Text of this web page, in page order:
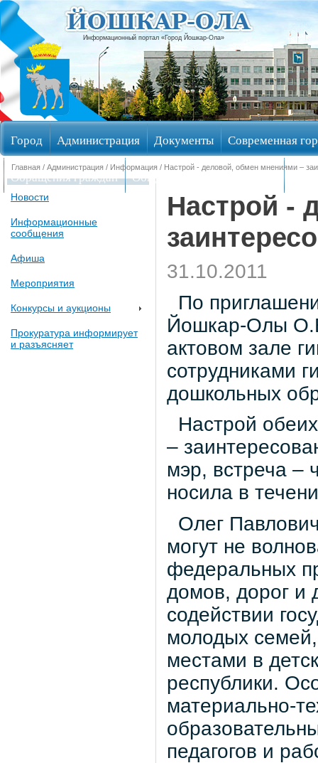
Информационный портал «Город Йошкар-Ола»
Город Администрация Документы Современная
Обращения граждан Общественные обсуждения
Главная / Администрация / Информация / Настрой - деловой, обмен мнениями –
Новости
Информационные
сообщения
Афиша
Мероприятия
Конкурсы и аукционы
Прокуратура информирует
и разъясняет
Настрой -
31.10.2011
По
Йошкар-Олы
актовом зале
сотрудниками
дошкольных
Настрой
–
мэр, встреча –
носила в
Олег
могут не
федеральных
домов, дорог и
содействии
молодых
местами в
республики.
материально-
педагогов и